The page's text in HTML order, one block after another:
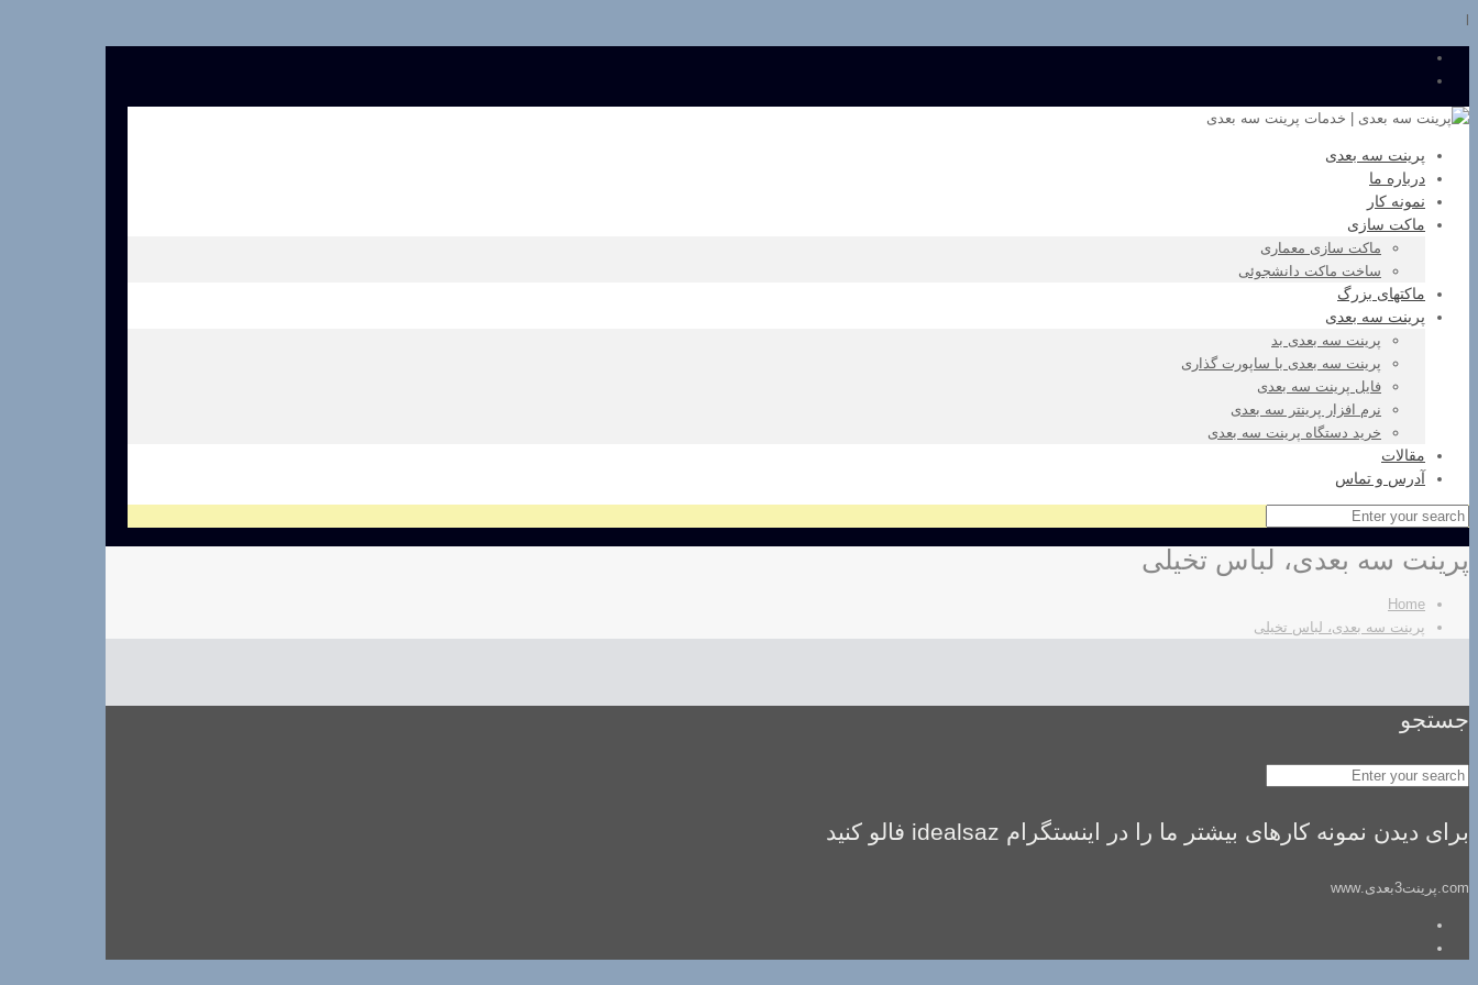
پرینت سه بعدی
درباره ما
نمونه کار
ماکت سازی
ماکت سازی معماری
ساخت ماکت دانشجوئی
ماکتهای بزرگ
پرینت سه بعدی
پرینت سه بعدی بد
پرینت سه بعدی با ساپورت گذاری
فایل پرینت سه بعدی
نرم افزار پرینتر سه بعدی
خرید دستگاه پرینت سه بعدی
مقالات
آدرس و تماس
پرینت سه بعدی، لباس تخیلی
Home
پرینت سه بعدی، لباس تخیلی
جستجو
برای دیدن نمونه کارهای بیشتر ما را در اینستگرام idealsaz فالو کنید
com.پرینت3بعدی.www